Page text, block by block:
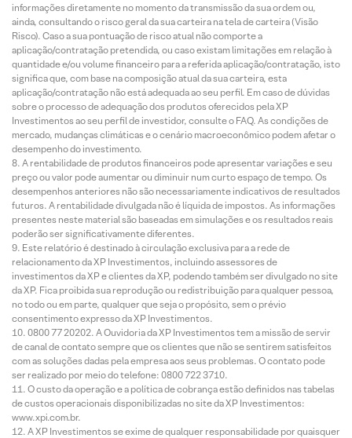
informações diretamente no momento da transmissão da sua ordem ou,
ainda, consultando o risco geral da sua carteira na tela de carteira (Visão
Risco). Caso a sua pontuação de risco atual não comporte a
aplicação/contratação pretendida, ou caso existam limitações em relação à
quantidade e/ou volume financeiro para a referida aplicação/contratação, isto
significa que, com base na composição atual da sua carteira, esta
aplicação/contratação não está adequada ao seu perfil. Em caso de dúvidas
sobre o processo de adequação dos produtos oferecidos pela XP
Investimentos ao seu perfil de investidor, consulte o FAQ. As condições de
mercado, mudanças climáticas e o cenário macroeconômico podem afetar o
desempenho do investimento.
A rentabilidade de produtos financeiros pode apresentar variações e seu
preço ou valor pode aumentar ou diminuir num curto espaço de tempo. Os
desempenhos anteriores não são necessariamente indicativos de resultados
futuros. A rentabilidade divulgada não é líquida de impostos. As informações
presentes neste material são baseadas em simulações e os resultados reais
poderão ser significativamente diferentes.
Este relatório é destinado à circulação exclusiva para a rede de
relacionamento da XP Investimentos, incluindo assessores de
investimentos da XP e clientes da XP, podendo também ser divulgado no site
da XP. Fica proibida sua reprodução ou redistribuição para qualquer pessoa,
no todo ou em parte, qualquer que seja o propósito, sem o prévio
consentimento expresso da XP Investimentos.
0800 77 20202. A Ouvidoria da XP Investimentos tem a missão de servir
de canal de contato sempre que os clientes que não se sentirem satisfeitos
com as soluções dadas pela empresa aos seus problemas. O contato pode
ser realizado por meio do telefone: 0800 722 3710.
O custo da operação e a política de cobrança estão definidos nas tabelas
de custos operacionais disponibilizadas no site da XP Investimentos:
www.xpi.com.br.
A XP Investimentos se exime de qualquer responsabilidade por quaisquer